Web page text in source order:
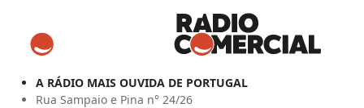
A RÁDIO MAIS OUVIDA DE PORTUGAL
Rua Sampaio e Pina n° 24/26